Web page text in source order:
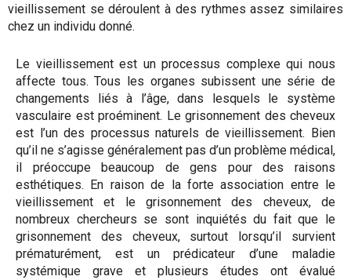
vieillissement se déroulent à des rythmes assez similaires
chez un individu donné.
Le vieillissement est un processus complexe qui nous
affecte tous. Tous les organes subissent une série de
changements liés à l’âge, dans lesquels le système
vasculaire est proéminent. Le grisonnement des cheveux
est l’un des processus naturels de vieillissement. Bien
qu’il ne s’agisse généralement pas d’un problème médical,
il préoccupe beaucoup de gens pour des raisons
esthétiques. En raison de la forte association entre le
vieillissement et le grisonnement des cheveux, de
nombreux chercheurs se sont inquiétés du fait que le
grisonnement des cheveux, surtout lorsqu’il survient
prématurément, est un prédicateur d’une maladie
systémique grave et plusieurs études ont évalué